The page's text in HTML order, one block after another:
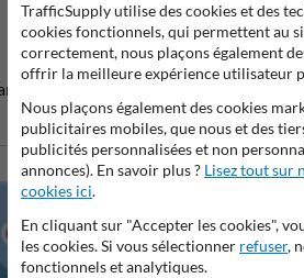
de 15 ans sur le film réfléchissant
TrafficSupply utilise des cookies et des
cookies fonctionnels, qui permettent au
correctement, nous plaçons également
offrir la meilleure expérience utilisateur
Nous plaçons également des cookies
publicitaires mobiles, que nous et des
publicités personnalisées et non
annonces). En savoir plus ? Lisez tout sur
cookies ici.
En cliquant sur "Accepter les cookies",
les cookies. Si vous sélectionner refuser,
fonctionnels et analytiques.